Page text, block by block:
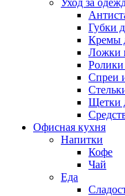
Губки
Кремы
Ложки
Спреи
Щетки
Офисная кухня
Напитки
Кофе
Чай
Еда